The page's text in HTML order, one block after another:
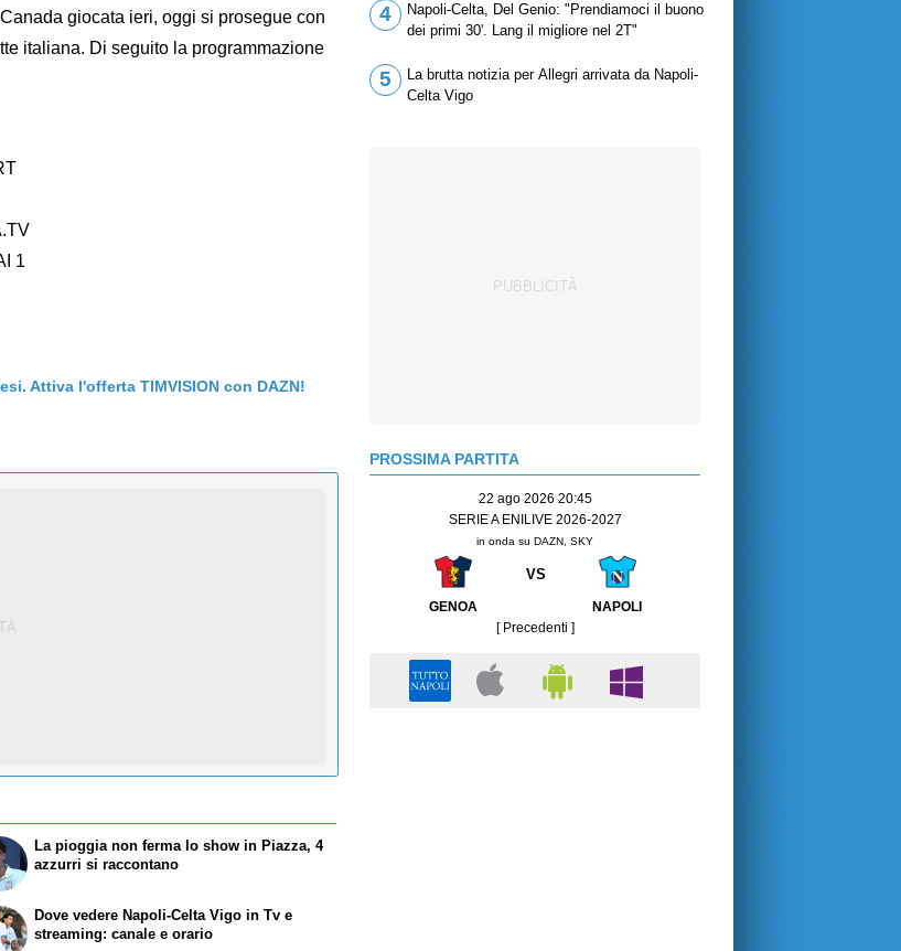
giocata ieri, oggi si prosegue con
italiana. Di seguito la programmazione
1
Attiva l'offerta TIMVISION con DAZN!
La pioggia non ferma lo show in Piazza, 4
azzurri si raccontano
Dove vedere Napoli-Celta Vigo in Tv e
streaming: canale e orario
4
Napoli-Celta, Del Genio: "Prendiamoci il buono
dei primi 30'. Lang il migliore nel 2T"
5
La brutta notizia per Allegri arrivata da Napoli-
Celta Vigo
PROSSIMA PARTITA
22 ago 2026 20:45
SERIE A ENILIVE 2026-2027
in onda su DAZN, SKY
VS
GENOA
NAPOLI
[ Precedenti ]